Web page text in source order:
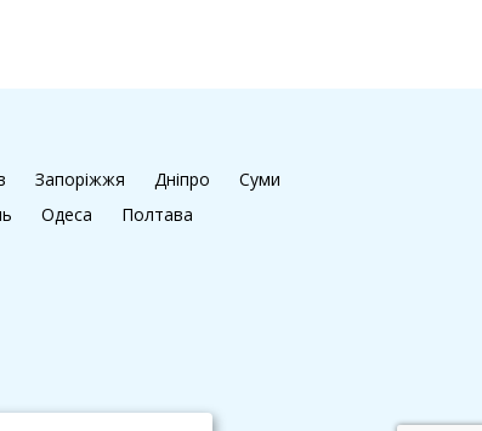
Запоріжжя Дніпро
Суми
Одеса Полтава